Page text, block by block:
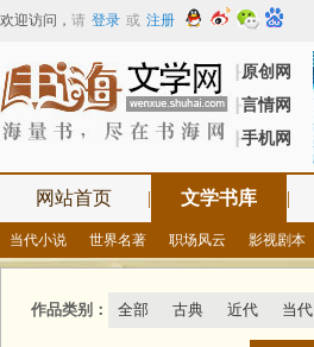
欢迎访问 ， 请 登录 或 注册
┠原创网
┠言情网
┠手机网
网站首页 | 文学书库 |
当代小说 世界名著 职场风云 影视剧本
作品类别： 全部 古典 近代 当代